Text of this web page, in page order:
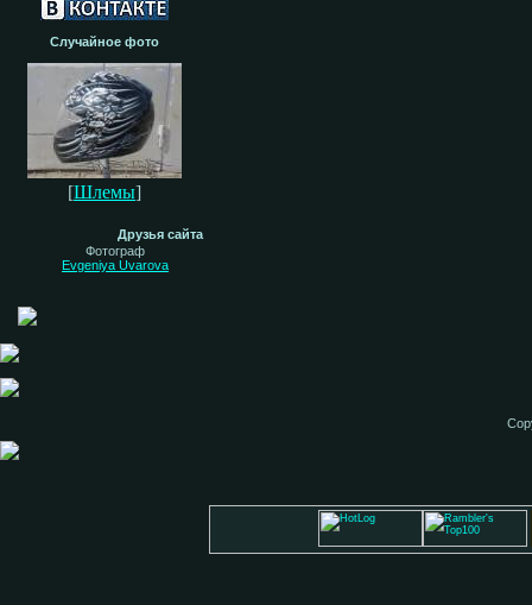
Случайное фото
[Шлемы]
Друзья сайта
Фотограф
Evgeniya Uvarova